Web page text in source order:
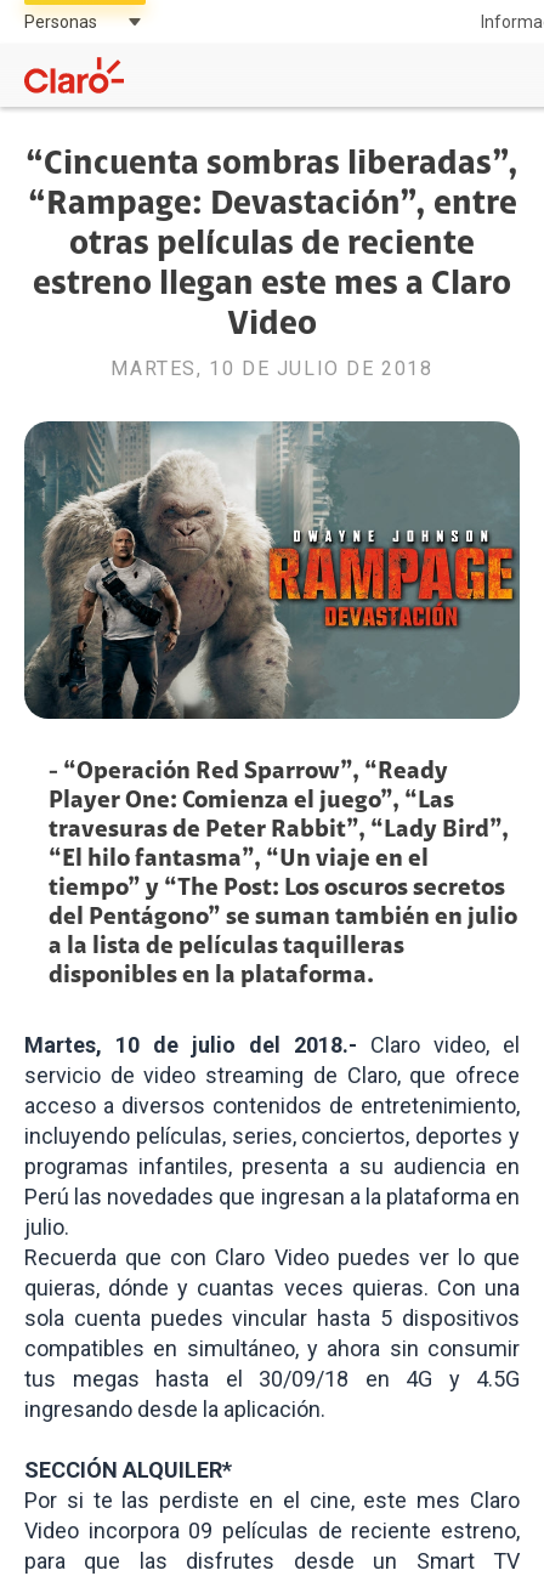
“Cincuenta sombras liberadas”,
“Rampage: Devastación”, entre
otras películas de reciente
estreno llegan este mes a Claro
Video
MARTES, 10 DE JULIO DE 2018
- “Operación Red Sparrow”, “Ready
Player One: Comienza el juego”, “Las
travesuras de Peter Rabbit”, “Lady Bird”,
“El hilo fantasma”, “Un viaje en el
tiempo” y “The Post: Los oscuros secretos
del Pentágono” se suman también en julio
a la lista de películas taquilleras
disponibles en la plataforma.
Martes, 10 de julio del 2018.- Claro video, el
servicio de video streaming de Claro, que ofrece
acceso a diversos contenidos de entretenimiento,
incluyendo películas, series, conciertos, deportes y
programas infantiles, presenta a su audiencia en
Perú las novedades que ingresan a la plataforma en
julio.
Recuerda que con Claro Video puedes ver lo que
quieras, dónde y cuantas veces quieras. Con una
sola cuenta puedes vincular hasta 5 dispositivos
compatibles en simultáneo, y ahora sin consumir
tus megas hasta el 30/09/18 en 4G y 4.5G
ingresando desde la aplicación.
SECCIÓN ALQUILER*
Por si te las perdiste en el cine, este mes Claro
Video incorpora 09 películas de reciente estreno,
para que las disfrutes desde un Smart TV